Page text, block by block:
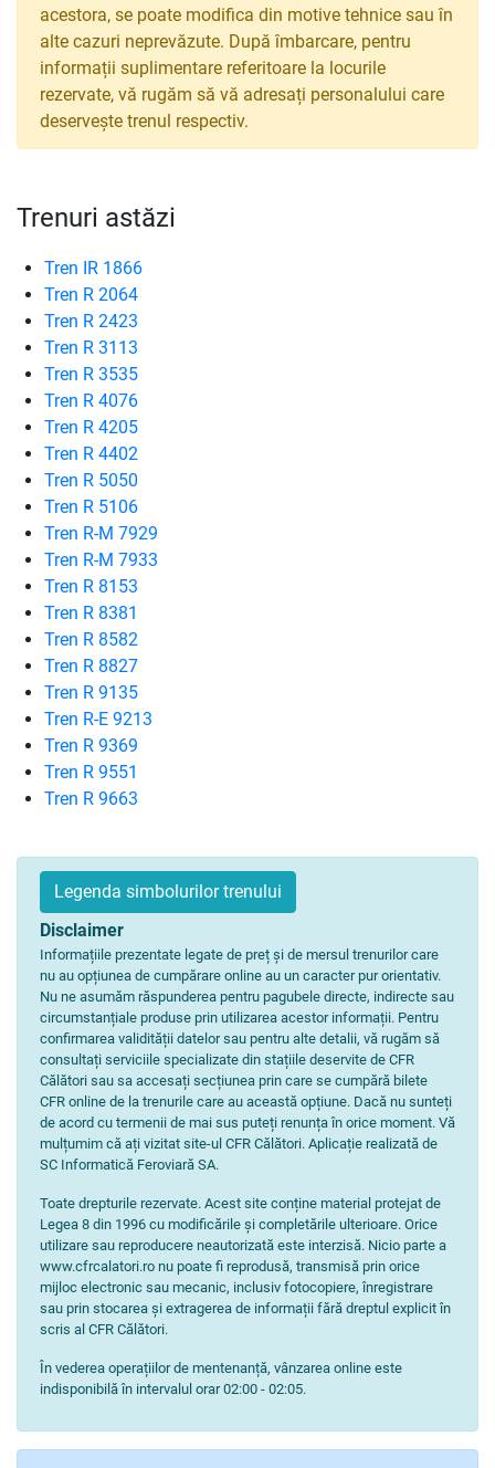
acestora, se poate modifica din motive tehnice sau în
alte cazuri neprevăzute. După îmbarcare, pentru
informații suplimentare referitoare la locurile
rezervate, vă rugăm să vă adresați personalului care
deservește trenul respectiv.
Trenuri astăzi
Tren IR 1866
Tren R 2064
Tren R 2423
Tren R 3113
Tren R 3535
Tren R 4076
Tren R 4205
Tren R 4402
Tren R 5050
Tren R 5106
Tren R-M 7929
Tren R-M 7933
Tren R 8153
Tren R 8381
Tren R 8582
Tren R 8827
Tren R 9135
Tren R-E 9213
Tren R 9369
Tren R 9551
Tren R 9663
Legenda simbolurilor trenului
Disclaimer
Informațiile prezentate legate de preț și de mersul trenurilor care
nu au opțiunea de cumpărare online au un caracter pur orientativ.
Nu ne asumăm răspunderea pentru pagubele directe, indirecte sau
circumstanțiale produse prin utilizarea acestor informații. Pentru
confirmarea validității datelor sau pentru alte detalii, vă rugăm să
consultați serviciile specializate din stațiile deservite de CFR
Călători sau sa accesați secțiunea prin care se cumpără bilete
CFR online de la trenurile care au această opțiune. Dacă nu sunteți
de acord cu termenii de mai sus puteți renunța în orice moment. Vă
mulțumim că ați vizitat site-ul CFR Călători. Aplicație realizată de
SC Informatică Feroviară SA.
Toate drepturile rezervate. Acest site conține material protejat de
Legea 8 din 1996 cu modificările și completările ulterioare. Orice
utilizare sau reproducere neautorizată este interzisă. Nicio parte a
www.cfrcalatori.ro nu poate fi reprodusă, transmisă prin orice
mijloc electronic sau mecanic, inclusiv fotocopiere, înregistrare
sau prin stocarea și extragerea de informații fără dreptul explicit în
scris al CFR Călători.
În vederea operațiilor de mentenanță, vânzarea online este
indisponibilă în intervalul orar 02:00 - 02:05.